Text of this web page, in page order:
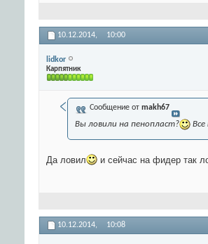
10.12.2014, 10:00
lidkor
Карпятник
Сообщение от makh67
Вы ловили на пенопласт?
Да ловил и сейчас на фидер так
10.12.2014, 10:08